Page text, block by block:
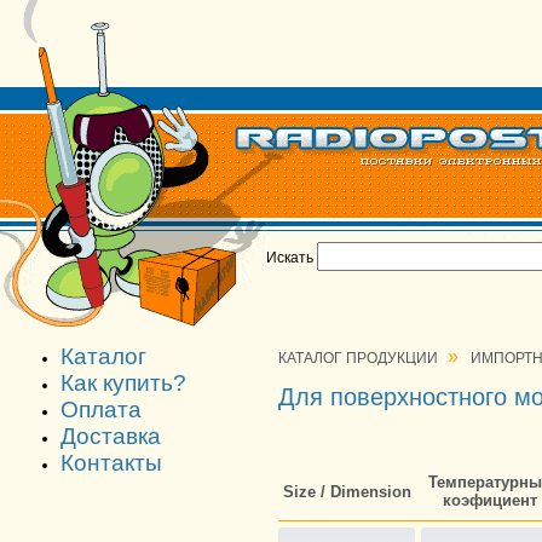
Искать
Каталог
Как купить?
Оплата
Доставка
Контакты
КАТАЛОГ ПРОДУКЦИИ »
Для поверхностного
Size / Dimension
коэфициент